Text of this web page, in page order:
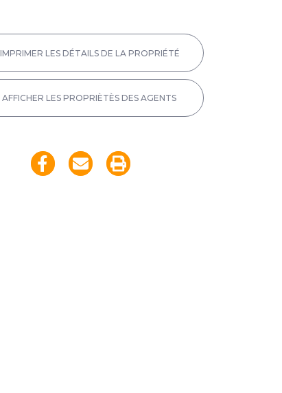
IMPRIMER LES DÉTAILS DE LA PROPRIÉTÉ
AFFICHER LES PROPRIÈTÈS DES AGENTS